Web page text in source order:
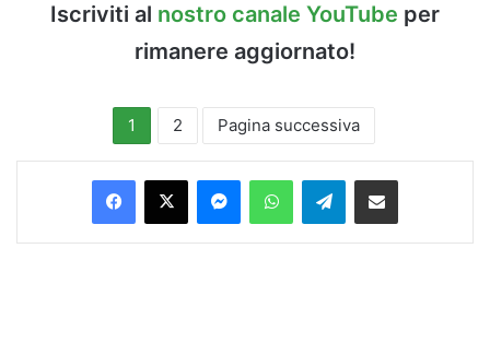
Iscriviti al nostro canale YouTube per
rimanere aggiornato!
1 2 Pagina successiva
Facebook
X MessengerWhatsAppTelegramCondividi via Email